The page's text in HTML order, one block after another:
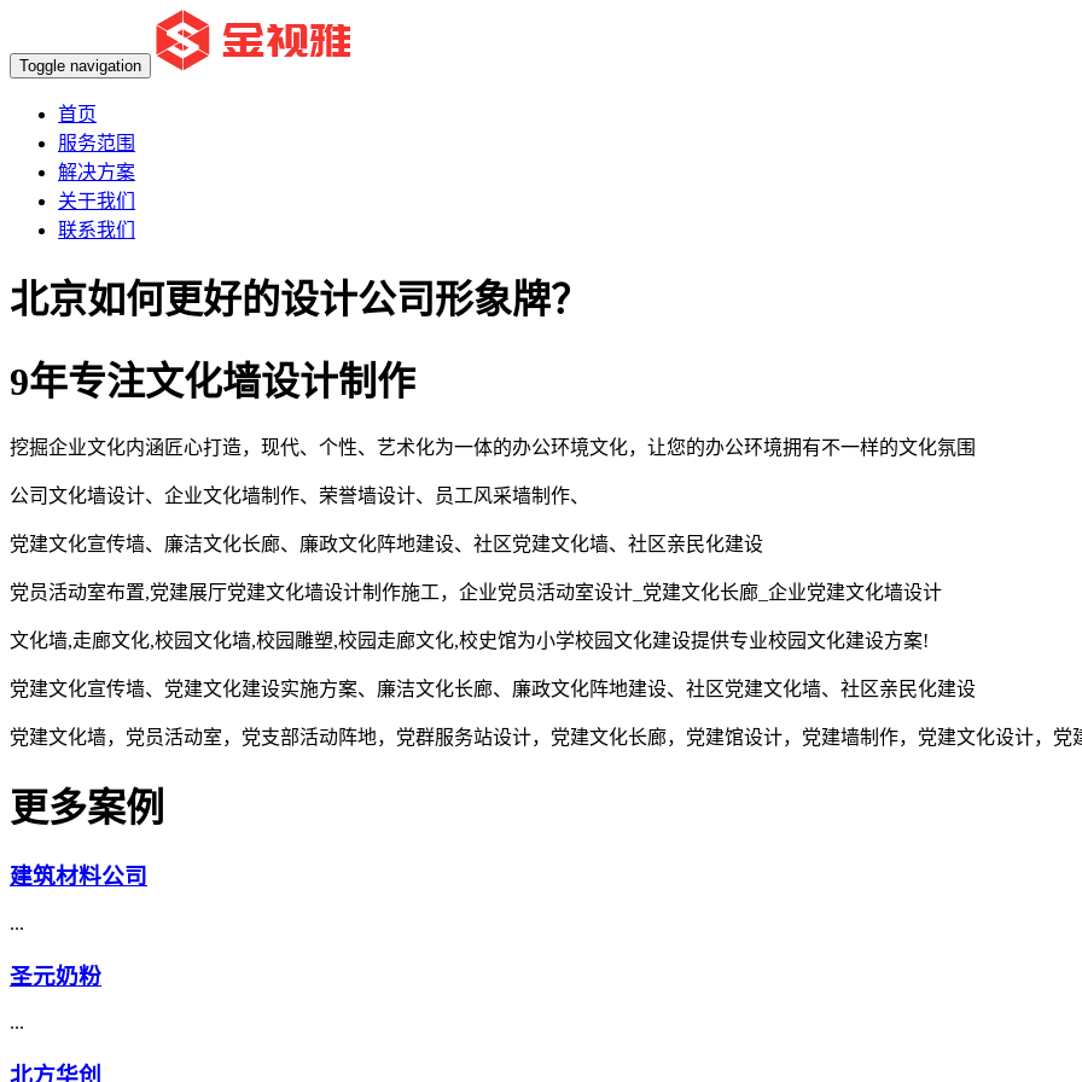
Toggle navigation
首页
服务范围
解决方案
关于我们
联系我们
北京如何更好的设计公司形象牌？
9年专注文化墙设计制作
挖掘企业文化内涵匠心打造，现代、个性、艺术化为一体的办公环境文化，让您的办公环境拥有不一样的文化氛围
公司文化墙设计、企业文化墙制作、荣誉墙设计、员工风采墙制作、
党建文化宣传墙、廉洁文化长廊、廉政文化阵地建设、社区党建文化墙、社区亲民化建设
党员活动室布置,党建展厅党建文化墙设计制作施工，企业党员活动室设计_党建文化长廊_企业党建文化墙设计
文化墙,走廊文化,校园文化墙,校园雕塑,校园走廊文化,校史馆为小学校园文化建设提供专业校园文化建设方案!
党建文化宣传墙、党建文化建设实施方案、廉洁文化长廊、廉政文化阵地建设、社区党建文化墙、社区亲民化建设
党建文化墙，党员活动室，党支部活动阵地，党群服务站设计，党建文化长廊，党建馆设计，党建墙制作，党建文化设计，党
更多案例
建筑材料公司
...
圣元奶粉
...
北方华创